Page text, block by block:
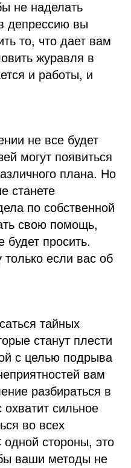
не наделать
депрессию вы
то, что дает вам
журавля в
и работы, и
не все будет
могут появиться
плана. Но
станете
по собственной
свою помощь,
будет просить.
если вас об
тайных
станут плести
с целью подрыва
вам
разбираться в
сильное
во всех
стороны, это
ваши методы не